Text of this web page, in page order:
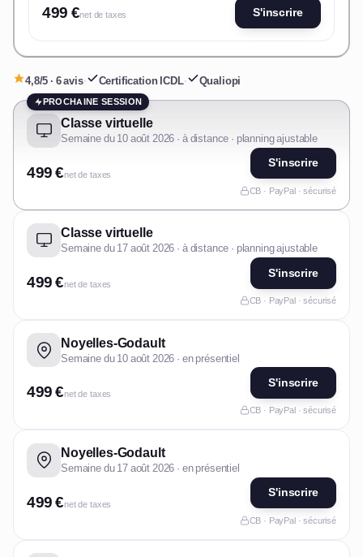
499 €net de taxes S'inscrire
4,8/5 · 6 avis· Certification ICDL· Qualiopi
PROCHAINE SESSION
Classe virtuelle
Semaine du 10 août 2026 · à distance · planning ajustable
499 €net de taxes
S'inscrire
CB · PayPal · sécurisé
Classe virtuelle
Semaine du 17 août 2026 · à distance · planning ajustable
499 €net de taxes
S'inscrire
CB · PayPal · sécurisé
Noyelles-Godault
Semaine du 10 août 2026 · en présentiel
499 €net de taxes
S'inscrire
CB · PayPal · sécurisé
Noyelles-Godault
Semaine du 17 août 2026 · en présentiel
499 €net de taxes
S'inscrire
CB · PayPal · sécurisé